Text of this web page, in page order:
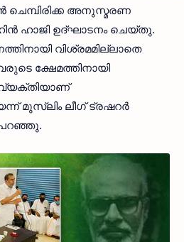
ചെമ്പിരിക്ക അനുസ്മരണ
ഹാജി ഉദ്ഘാടനം ചെയ്തു.
വിശ്രമമില്ലാതെ
ക്ഷേമത്തിനായി
മുസ്ലിം ലീഗ് ട്രഷറര്‍
പറഞ്ഞു.